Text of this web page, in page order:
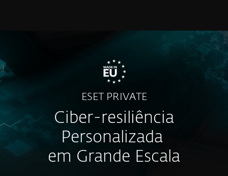
ESET PRIVATE
Ciber-resiliência
Personalizada
em Grande Escala